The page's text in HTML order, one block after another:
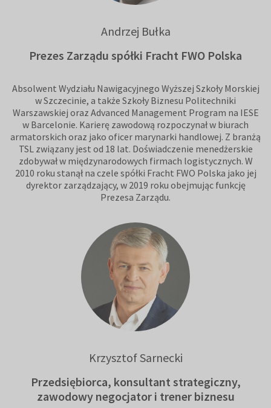
Andrzej Bułka
Prezes Zarządu spółki Fracht FWO Polska
Absolwent Wydziału Nawigacyjnego Wyższej Szkoły Morskiej
w Szczecinie, a także Szkoły Biznesu Politechniki
Warszawskiej oraz Advanced Management Program na IESE
w Barcelonie. Karierę zawodową rozpoczynał w biurach
armatorskich oraz jako oficer marynarki handlowej. Z branżą
TSL związany jest od 18 lat. Doświadczenie menedżerskie
zdobywał w międzynarodowych firmach logistycznych. W
2010 roku stanął na czele spółki Fracht FWO Polska jako jej
dyrektor zarządzający, w 2019 roku obejmując funkcję
Prezesa Zarządu.
Krzysztof Sarnecki
Przedsiębiorca, konsultant strategiczny,
zawodowy negocjator i trener biznesu